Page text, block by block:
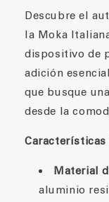
Descubre el
la Moka
dispositivo de
adición
que busque
desde la
Características
Material
aluminio